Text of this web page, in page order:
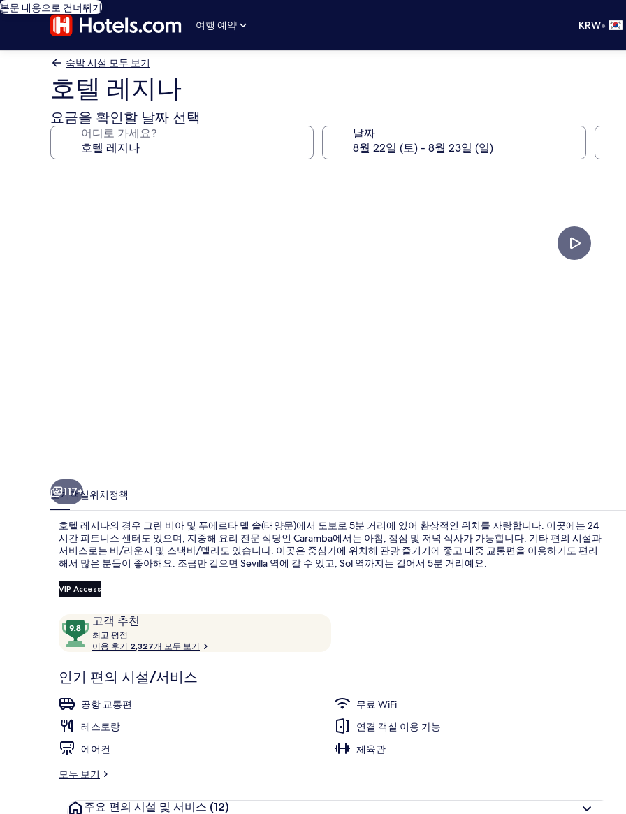
본문 내용으로 건너뛰기
여행 예약
KRW•
숙박 시설 모두 보기
호텔 레지나
요금을 확인할 날짜 선택
어디로 가세요? 날짜
주니어 스
117+
소개객실위치정책
호텔 레지나의 경우 그란 비아 및 푸에르타 델 솔(태양문)에서 도보로 5분 거리에 있어 환상적인 위치를 자랑합니다. 이곳에는 24
시간 피트니스 센터도 있으며, 지중해 요리 전문 식당인 Caramba에서는 아침, 점심 및 저녁 식사가 가능합니다. 기타 편의 시설과
서비스로는 바/라운지 및 스낵바/델리도 있습니다. 이곳은 중심가에 위치해 관광 즐기기에 좋고 대중 교통편을 이용하기도 편리
해서 많은 분들이 좋아해요. 조금만 걸으면 Sevilla 역에 갈 수 있고, Sol 역까지는 걸어서 5분 거리예요.
VIP Access
이
용
후
고객 추천
10
점
만
중
9.8
점,
고
객
추
천
최고 평점
고
평
점
이용 후기 2,327개 모두 보기
인기 편의 시설/서비스
공항 교통편
무료 WiFi
레스토랑
연결 객실 이용 가능
에어컨
체육관
모두 보기
주요 편의 시설 및 서비스 (12)